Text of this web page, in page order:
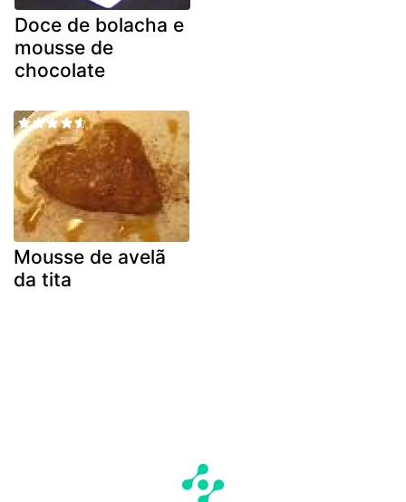
Doce de bolacha e
mousse de
chocolate
Mousse de avelã
da tita